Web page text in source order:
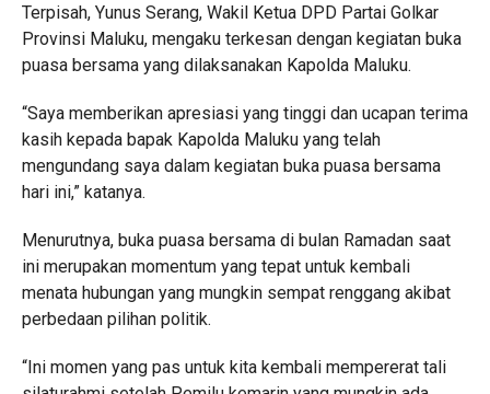
Terpisah, Yunus Serang, Wakil Ketua DPD Partai Golkar
Provinsi Maluku, mengaku terkesan dengan kegiatan buka
puasa bersama yang dilaksanakan Kapolda Maluku.
“Saya memberikan apresiasi yang tinggi dan ucapan terima
kasih kepada bapak Kapolda Maluku yang telah
mengundang saya dalam kegiatan buka puasa bersama
hari ini,” katanya.
Menurutnya, buka puasa bersama di bulan Ramadan saat
ini merupakan momentum yang tepat untuk kembali
menata hubungan yang mungkin sempat renggang akibat
perbedaan pilihan politik.
“Ini momen yang pas untuk kita kembali mempererat tali